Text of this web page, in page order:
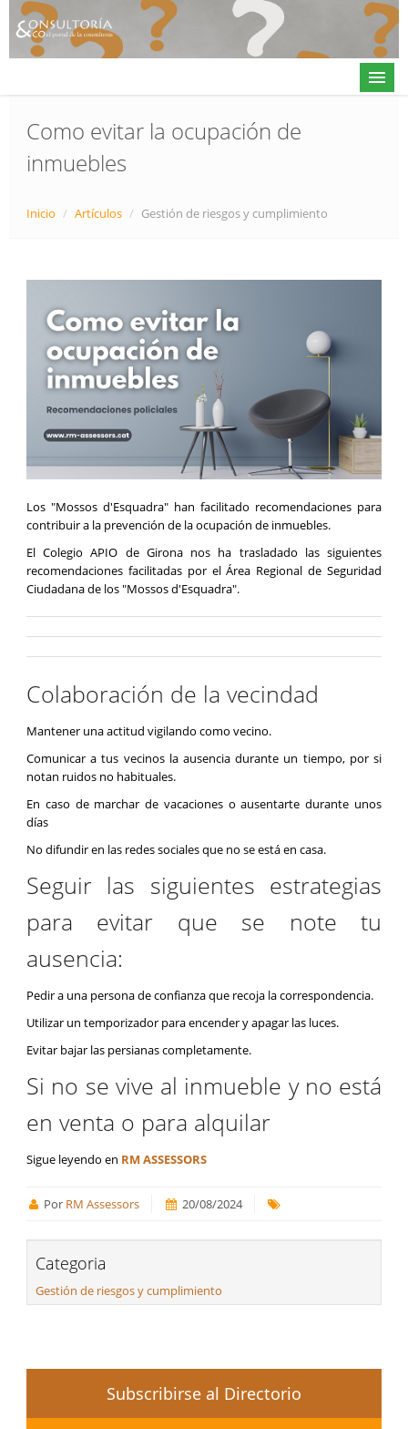
Actualidad
Como evitar la ocupación de
inmuebles
Inicio / Artículos / Gestión de riesgos y cumplimiento
Los "Mossos d'Esquadra" han facilitado recomendaciones para
contribuir a la prevención de la ocupación de inmuebles.
El Colegio APIO de Girona nos ha trasladado las siguientes
recomendaciones facilitadas por el Área Regional de Seguridad
Ciudadana de los "Mossos d'Esquadra".
Colaboración de la vecindad
Mantener una actitud vigilando como vecino.
Comunicar a tus vecinos la ausencia durante un tiempo, por si
notan ruidos no habituales.
En caso de marchar de vacaciones o ausentarte durante unos
días
No difundir en las redes sociales que no se está en casa.
Seguir las siguientes estrategias
para evitar que se note tu
ausencia:
Pedir a una persona de confianza que recoja la correspondencia.
Utilizar un temporizador para encender y apagar las luces.
Evitar bajar las persianas completamente.
Si no se vive al inmueble y no está
en venta o para alquilar
Sigue leyendo en RM ASSESSORS
Por RM Assessors 20/08/2024
Categoria
Gestión de riesgos y cumplimiento
Subscribirse al Directorio